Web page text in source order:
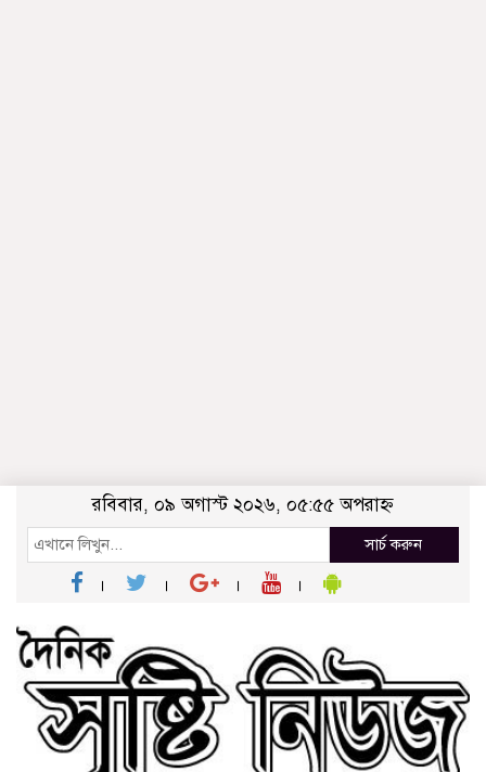
রবিবার, ০৯ অগাস্ট ২০২৬, ০৫:৫৫ অপরাহ্ন
সার্চ করুন